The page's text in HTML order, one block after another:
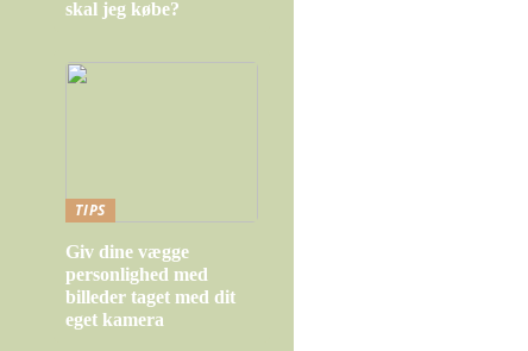
skal jeg købe?
TIPS
Giv dine vægge
personlighed med
billeder taget med dit
eget kamera